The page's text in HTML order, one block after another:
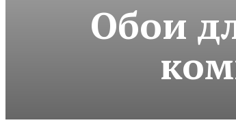
Обои